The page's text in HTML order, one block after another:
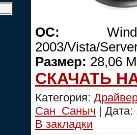
ОС:
2003/Vista/
Размер: 28,06
СКАЧАТЬ
Категория:
Сан_Саныч | Дата:
В закладки